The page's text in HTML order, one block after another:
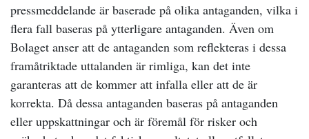
pressmeddelande är baserade på olika antaganden, vilka i
flera fall baseras på ytterligare antaganden. Även om
Bolaget anser att de antaganden som reflekteras i dessa
framåtriktade uttalanden är rimliga, kan det inte
garanteras att de kommer att infalla eller att de är
korrekta. Då dessa antaganden baseras på antaganden
eller uppskattningar och är föremål för risker och